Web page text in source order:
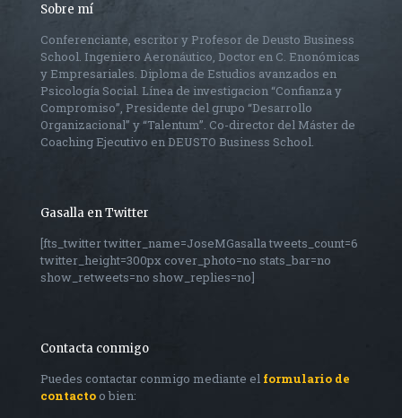
Sobre mí
Conferenciante, escritor y Profesor de Deusto Business
School. Ingeniero Aeronáutico, Doctor en C. Enonómicas
y Empresariales. Diploma de Estudios avanzados en
Psicología Social. Línea de investigacion “Confianza y
Compromiso”, Presidente del grupo “Desarrollo
Organizacional” y “Talentum”. Co-director del Máster de
Coaching Ejecutivo en DEUSTO Business School.
Gasalla en Twitter
[fts_twitter twitter_name=JoseMGasalla tweets_count=6
twitter_height=300px cover_photo=no stats_bar=no
show_retweets=no show_replies=no]
Contacta conmigo
Puedes contactar conmigo mediante el formulario de
contacto o bien: